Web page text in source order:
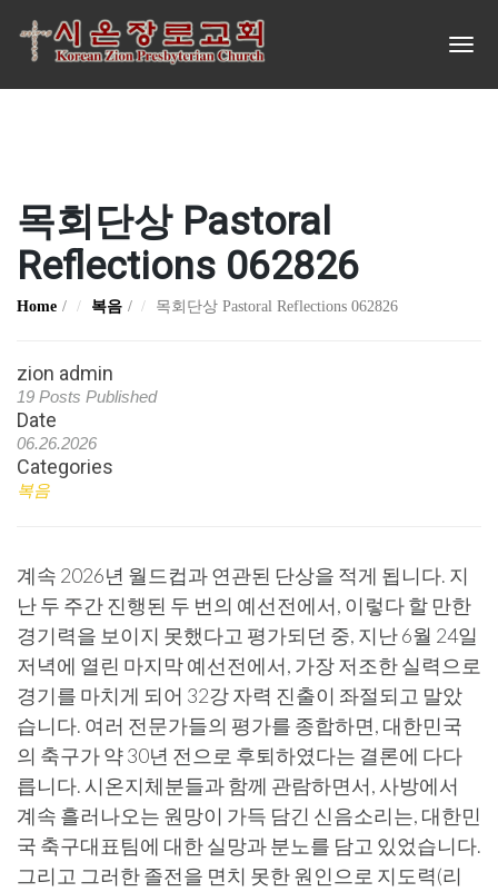
목회단상 Pastoral
Reflections 062826
Home 복음 목회단상 Pastoral Reflections 062826
zion admin
19 Posts Published
Date
06.26.2026
Categories
복음
계속 2026년 월드컵과 연관된 단상을 적게 됩니다. 지
난 두 주간 진행된 두 번의 예선전에서, 이렇다 할 만한
경기력을 보이지 못했다고 평가되던 중, 지난 6월 24일
저녁에 열린 마지막 예선전에서, 가장 저조한 실력으로
경기를 마치게 되어 32강 자력 진출이 좌절되고 말았
습니다. 여러 전문가들의 평가를 종합하면, 대한민국
의 축구가 약 30년 전으로 후퇴하였다는 결론에 다다
릅니다. 시온지체분들과 함께 관람하면서, 사방에서
계속 흘러나오는 원망이 가득 담긴 신음소리는, 대한민
국 축구대표팀에 대한 실망과 분노를 담고 있었습니다.
그리고 그러한 졸전을 면치 못한 원인으로 지도력(리